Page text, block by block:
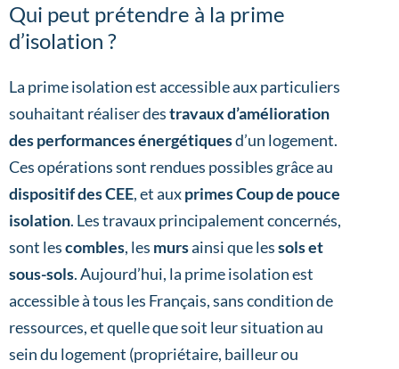
Qui peut prétendre à la prime
d’isolation ?
La prime isolation est accessible aux particuliers
souhaitant réaliser destravaux d’amélioration
des performances énergétiquesd’un logement.
Ces opérations sont rendues possibles grâce au
dispositif des CEE, et auxprimes Coup de pouce
isolation. Les travaux principalement concernés,
sont lescombles, les mursainsi que lessols et
sous-sols. Aujourd’hui, la prime isolation est
accessible à tous les Français, sans condition de
ressources, et quelle que soit leur situation au
sein du logement (propriétaire, bailleur ou